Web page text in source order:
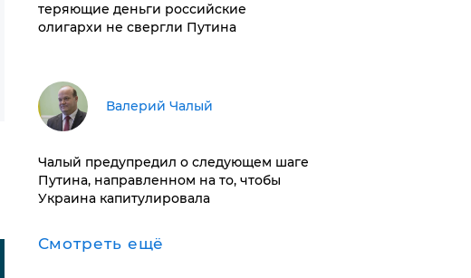
теряющие деньги российские
олигархи не свергли Путина
Валерий Чалый
Чалый предупредил о следующем шаге
Путина, направленном на то, чтобы
Украина капитулировала
Смотреть ещё